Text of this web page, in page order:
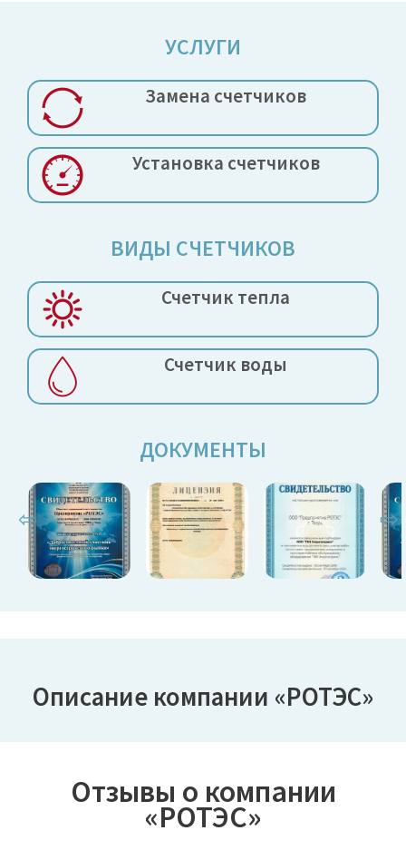
УСЛУГИ
Замена счетчиков
Установка счетчиков
ВИДЫ СЧЕТЧИКОВ
Счетчик тепла
Счетчик воды
ДОКУМЕНТЫ
⇦ ⇨
Описание компании «РОТЭС»
Отзывы о компании
«РОТЭС»